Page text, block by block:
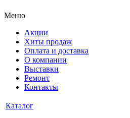
Меню
Акции
Хиты продаж
Оплата и доставка
О компании
Выставки
Ремонт
Контакты
Каталог